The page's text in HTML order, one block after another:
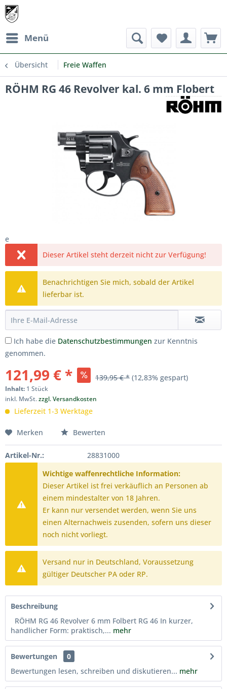
Menü
Übersicht Freie Waffen
RÖHM RG 46 Revolver kal. 6 mm Flobert
e
Dieser Artikel steht derzeit nicht zur Verfügung!
Benachrichtigen Sie mich, sobald der Artikel
lieferbar ist.
Ich habe die Datenschutzbestimmungen zur Kenntnis
genommen.
121,99 € * 139,95 € * (12,83% gespart)
Inhalt: 1 Stück
inkl. MwSt.zzgl. Versandkosten
Lieferzeit 1-3 Werktage
Merken Bewerten
Artikel-Nr.:
28831000
Wichtige waffenrechtliche Information:
Dieser Artikel ist frei verkäuflich an Personen ab
einem mindestalter von 18 Jahren.
Er kann nur versendet werden, wenn Sie uns
einen Alternachweis zusenden, sofern uns dieser
noch nicht vorliegt.
Versand nur in Deutschland, Voraussetzung
gültiger Deutscher PA oder RP.
Beschreibung
RÖHM RG 46 Revolver 6 mm Folbert RG 46 In kurzer,
handlicher Form: praktisch,... mehr
Bewertungen
0
Bewertungen lesen, schreiben und diskutieren... mehr